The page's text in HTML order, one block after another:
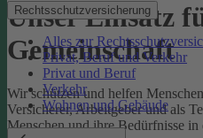
Rechtsschutzversicherung
Alles zur
Privat, Beruf und Verkehr
Privat und Beruf
Verkehr
Wohnen und Gebäude
Unser Einsatz
Gemeinschaft
Wir schützen und helfen
Versicherer, Arbeitgeber und als
Menschen und ihre Bedürfnisse